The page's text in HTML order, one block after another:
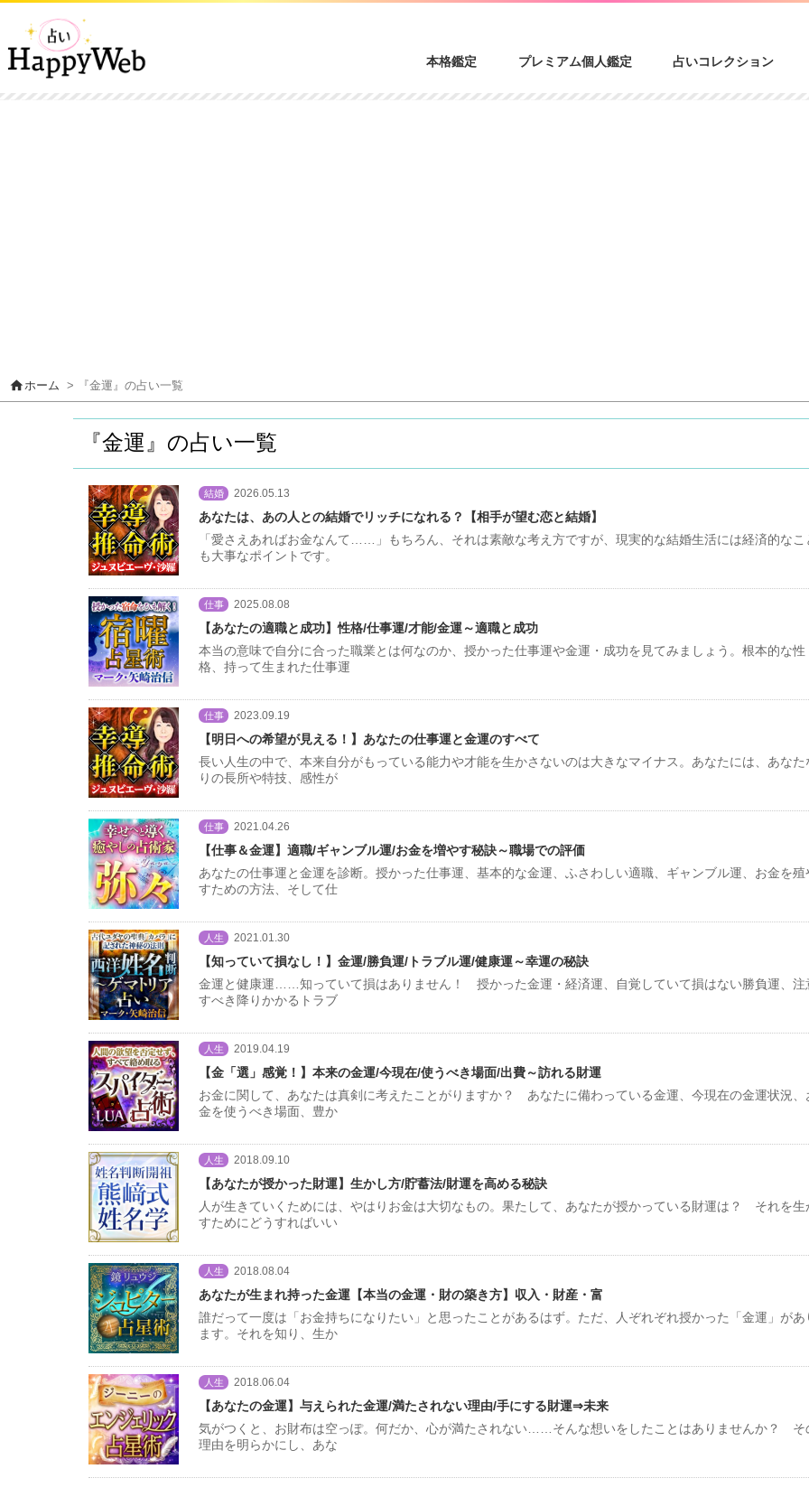
本格鑑定 プレミアム個人鑑定 占いコレクション
homeホーム > 『金運』の占い一覧
『金運』の占い一覧
結婚 2026.05.13
あなたは、あの人との結婚でリッチになれる？【相手が望む恋と結婚】
「愛さえあればお金なんて……」もちろん、それは素敵な考え方ですが、現実的な結婚生活には経済的なこ
も大事なポイントです。
仕事 2025.08.08
【あなたの適職と成功】性格/仕事運/才能/金運～適職と成功
本当の意味で自分に合った職業とは何なのか、授かった仕事運や金運・成功を見てみましょう。根本的な性
格、持って生まれた仕事運
仕事 2023.09.19
【明日への希望が見える！】あなたの仕事運と金運のすべて
長い人生の中で、本来自分がもっている能力や才能を生かさないのは大きなマイナス。あなたには、あなた
りの長所や特技、感性が
仕事 2021.04.26
【仕事＆金運】適職/ギャンブル運/お金を増やす秘訣～職場での評価
あなたの仕事運と金運を診断。授かった仕事運、基本的な金運、ふさわしい適職、ギャンブル運、お金を殖
すための方法、そして仕
人生 2021.01.30
【知っていて損なし！】金運/勝負運/トラブル運/健康運～幸運の秘訣
金運と健康運……知っていて損はありません！ 授かった金運・経済運、自覚していて損はない勝負運、注
すべき降りかかるトラブ
人生 2019.04.19
【金「選」感覚！】本来の金運/今現在/使うべき場面/出費～訪れる財運
お金に関して、あなたは真剣に考えたことがりますか？ あなたに備わっている金運、今現在の金運状況、
金を使うべき場面、豊か
人生 2018.09.10
【あなたが授かった財運】生かし方/貯蓄法/財運を高める秘訣
人が生きていくためには、やはりお金は大切なもの。果たして、あなたが授かっている財運は？ それを生
すためにどうすればいい
人生 2018.08.04
あなたが生まれ持った金運【本当の金運・財の築き方】収入・財産・富
誰だって一度は「お金持ちになりたい」と思ったことがあるはず。ただ、人ぞれぞれ授かった「金運」があ
ます。それを知り、生か
人生 2018.06.04
【あなたの金運】与えられた金運/満たされない理由/手にする財運⇒未来
気がつくと、お財布は空っぽ。何だか、心が満たされない……そんな想いをしたことはありませんか？ そ
理由を明らかにし、あな